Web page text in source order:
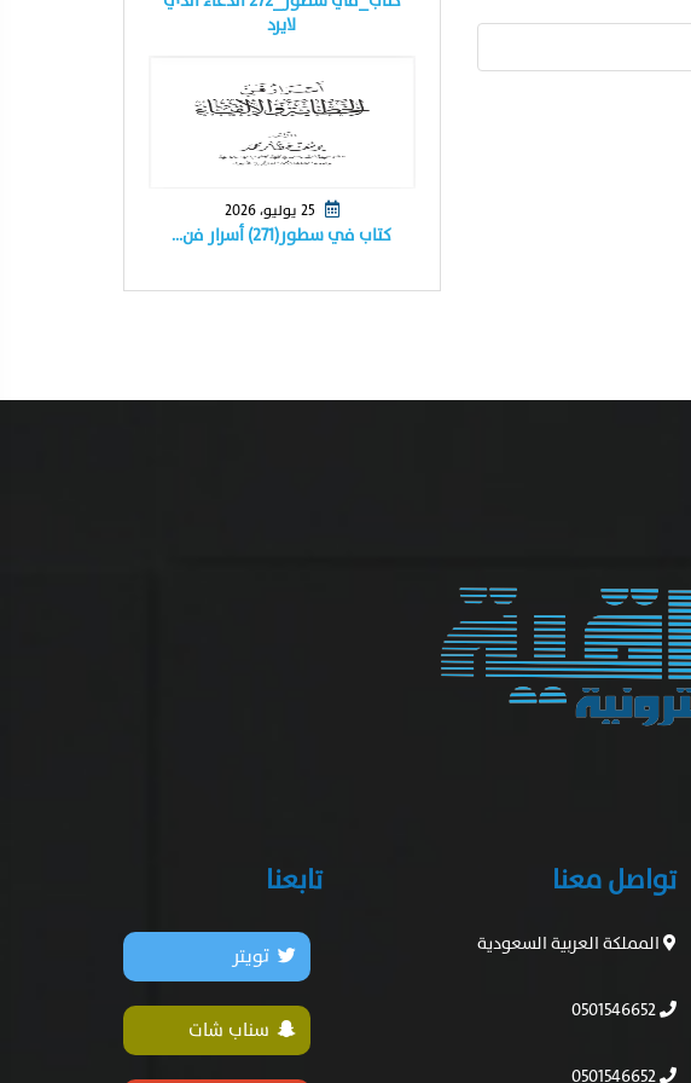
لايرد
كتاب في سطور(٢٧١) أسرار فن…
تواصل معنا
المملكة العربية السعودية
0501546652
0501546652
تابعنا
تويتر
سناب شات